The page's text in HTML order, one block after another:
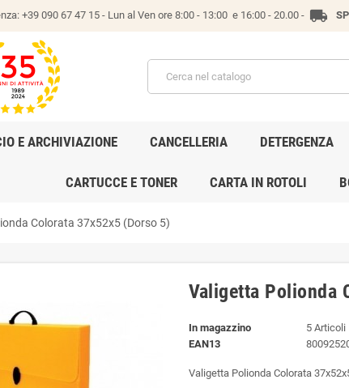
+39 090 67 47 15 - Lun al Ven ore 8:00 - 13:00 e 16:00 - 20.00 - local_shipping
E ARCHIVIAZIONE CANCELLERIA DETERGENZA
CARTUCCE E TONER CARTA IN ROTOLI
Colorata 37x52x5 (Dorso 5)
Valigetta Polionda
In magazzino
5 Articoli
EAN13
Valigetta Polionda Colorata